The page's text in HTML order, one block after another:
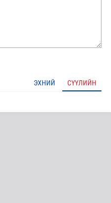
ЭХНИЙ СҮҮЛИЙН